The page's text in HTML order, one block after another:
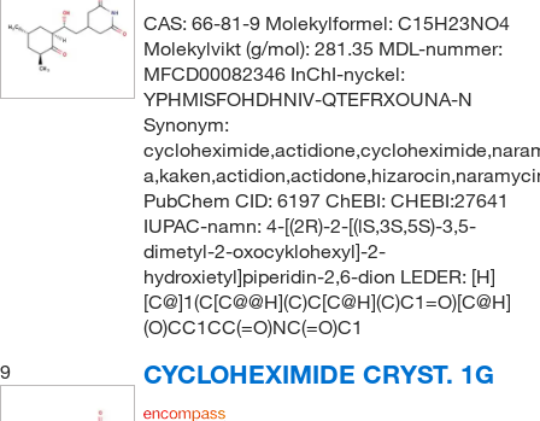
CAS: 66-81-9 Molekylformel: C15H23NO4
Molekylvikt (g/mol): 281.35 MDL-nummer:
MFCD00082346 InChI-nyckel:
YPHMISFOHDHNIV-QTEFRXOUNA-N
Synonym:
PubChem CID: 6197 ChEBI: CHEBI:27641
IUPAC-namn: 4-[(2R)-2-[(lS,3S,5S)-3,5-
dimetyl-2-oxocyklohexyl]-2-
hydroxietyl]piperidin-2,6-dion LEDER: [H]
[C@]1(C[C@@H](C)C[C@H](C)C1=O)[C@H]
(O)CC1CC(=O)NC(=O)C1
9
CYCLOHEXIMIDE CRYST. 1G